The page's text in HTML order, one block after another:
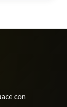
con